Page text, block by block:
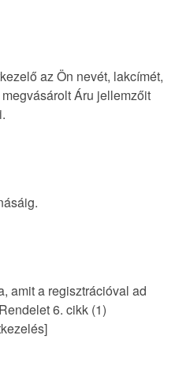
az Ön nevét, lakcímét,
Áru jellemzőit
amit a regisztrációval ad
6. cikk (1)